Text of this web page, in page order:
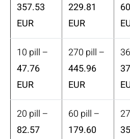
357.53
EUR
229.81
EUR
10 pill –
47.76
EUR
270 pill –
445.96
EUR
20 pill –
82.57
60 pill –
179.60